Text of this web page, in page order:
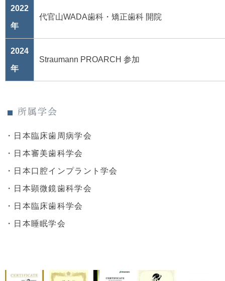
2022
年
代官山WADA歯科・矯正歯科 開院
2024
年
Straumann PROARCH 参加
所属学会
・日本臨床歯周病学会
・日本審美歯科学会
・日本口腔インプラント学会
・日本顕微鏡歯科学会
・日本臨床歯科学会
・日本睡眠学会